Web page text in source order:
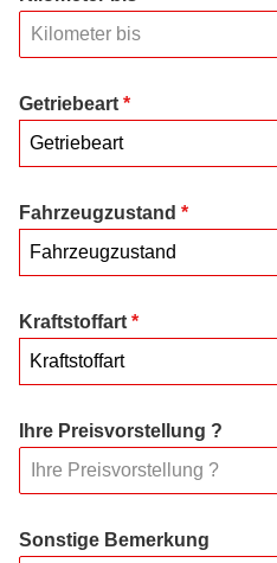
Getriebeart *
Getriebeart
Fahrzeugzustand *
Fahrzeugzustand
Kraftstoffart *
Kraftstoffart
Ihre Preisvorstellung ?
Sonstige Bemerkung